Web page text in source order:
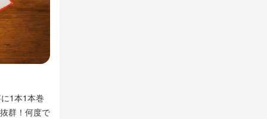
1本1本巻
群！何度で
が整って
ないこと